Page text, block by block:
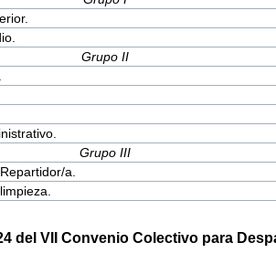
Grupo II
Grupo III
a.
del VII Convenio Colectivo para